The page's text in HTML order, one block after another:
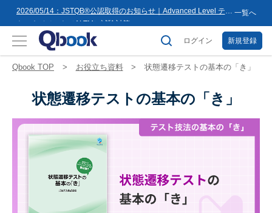
8月16日(日)まで
2026/05/14：JSTQB®公認取得のお知らせ｜Advanced Level テス
トマネジメント（ALTM）試験対策...
2026/03/02：バルテス・ホールディングス グループ内事業再編
に伴うサービス提供会社変更のお知らせ
2026/02/09：【重要】「テス友」システムメンテナンスのお知ら
せ
「テストマネージャー」を公開
ル公開のお知らせ
2025/12/11：Qbook 会員数4万人突破！＆サイトリニューアルの
お知らせ
2025/08/08：【重要】「テス友」システムメンテナンスのお知ら
せ
2025/02/25：【重要】ログインパスワード再設定のお願い
2025/02/19：【重要】システム変更に伴うメンテナンス作業のお
知らせ
2026/07/27：【夏季休業のお知らせ】2026年8月8日(土)～2026年
一覧へ
ログイン 新規登録
Qbook TOP お役立ち資料 状態遷移テストの基本の「き」
状態遷移テストの基本の「き」